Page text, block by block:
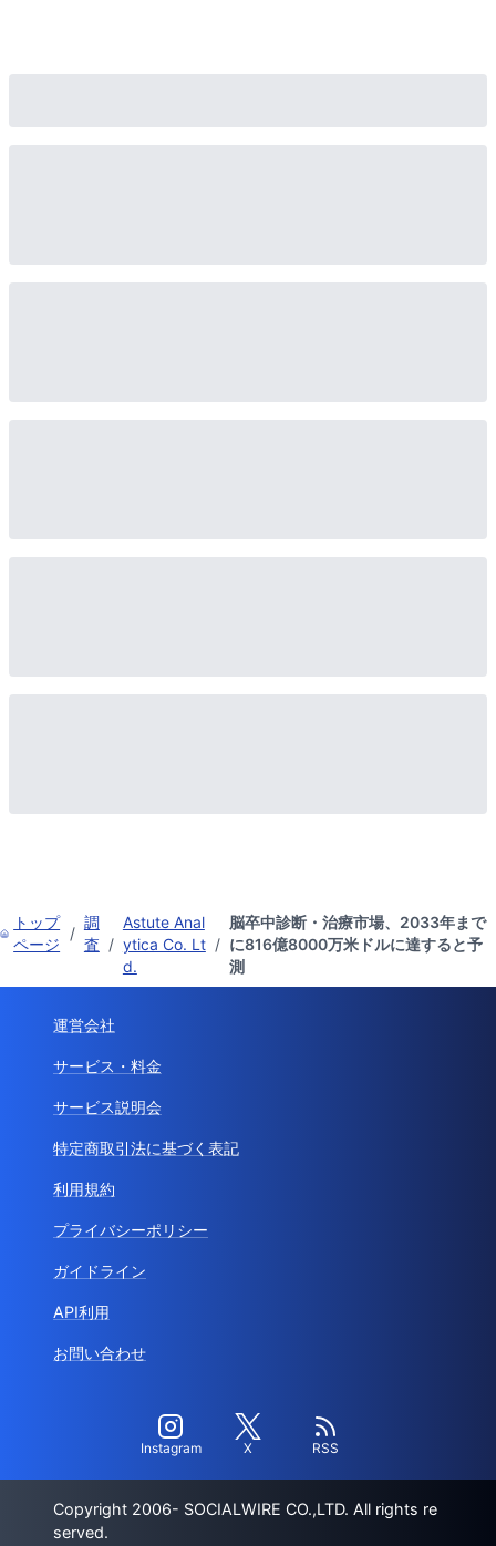
トップ
ページ
/
調
査 /
Astute Anal
ytica Co. Lt
d.
/
脳卒中診断・治療市場、2033年まで
に816億8000万米ドルに達すると予
測
運営会社
サービス・料金
サービス説明会
特定商取引法に基づく表記
利用規約
プライバシーポリシー
ガイドライン
API利用
お問い合わせ
Instagram X RSS
Copyright 2006- SOCIALWIRE CO.,LTD. All rights re
served.